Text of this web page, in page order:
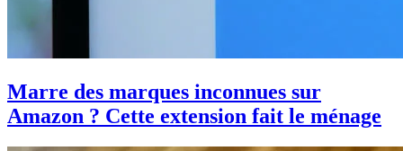
Marre des marques inconnues sur
Amazon ? Cette extension fait le ménage